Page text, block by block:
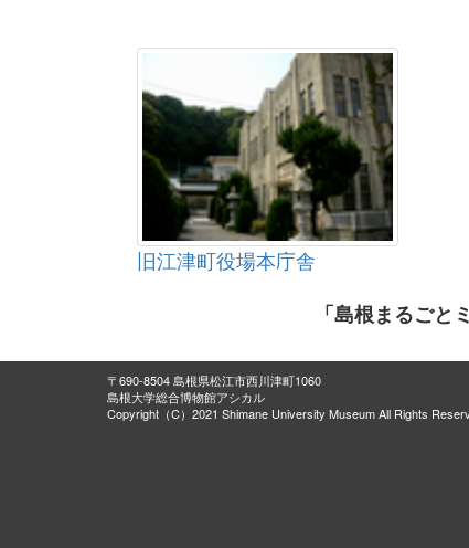
旧江津町役場本庁舎
「島根まるごと
〒690-8504 島根県松江市西川津町1060
島根大学総合博物館アシカル
Copyright（C）2021 Shimane University Museum All Rights